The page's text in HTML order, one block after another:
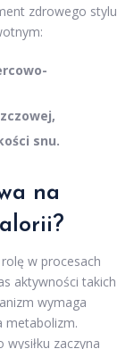
zdrowego stylu
snu.
na
w procesach
aktywności takich
wymaga
metabolizm.
zaczyna